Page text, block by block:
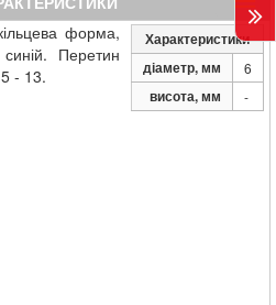
форма Ø 6 Knipex 97 99 175
864
грн.
форма Ø 8 Knipex 97 99 176
1 031грн.
форма Ø 5 Knipex 97 99 177
1 154
грн.
форма Ø 6 Knipex 97 99 178
1 147
грн.
Характеристики
діаметр, мм
6
висота, мм -
форма,
Перетин
- 13.